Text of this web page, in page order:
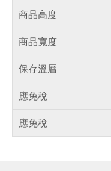
商品高度
商品寬度
保存溫層
應免稅
應免稅